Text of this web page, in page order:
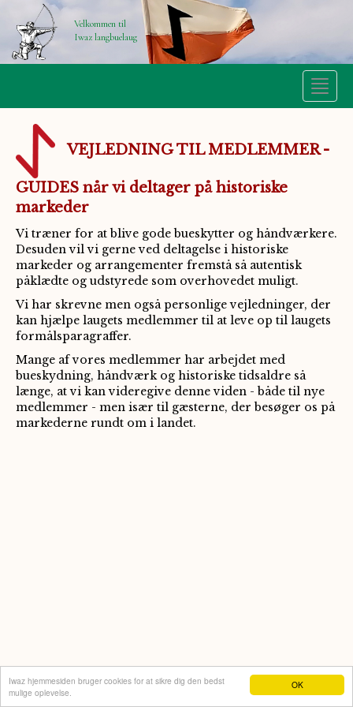
OK
Iwaz hjemmesiden bruger cookies for at sikre dig den bedst
mulige oplevelse.
Velkommen til
Iwaz langbuelaug
Toggle
VEJLEDNING TIL MEDLEMMER -
GUIDES når vi deltager på historiske
markeder
Vi træner for at blive gode bueskytter og håndværkere.
Desuden vil vi gerne ved deltagelse i historiske
markeder og arrangementer fremstå så autentisk
påklædte og udstyrede som overhovedet muligt.
Vi har skrevne men også personlige vejledninger, der
kan hjælpe laugets medlemmer til at leve op til laugets
formålsparagraffer.
Mange af vores medlemmer har arbejdet med
bueskydning, håndværk og historiske tidsaldre så
længe, at vi kan videregive denne viden - både til nye
medlemmer - men især til gæsterne, der besøger os på
markederne rundt om i landet.